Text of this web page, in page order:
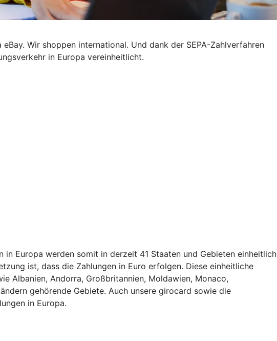
Wir shoppen international. Und dank der SEPA-Zahlverfahren
in Europa vereinheitlicht.
in Europa werden somit in derzeit 41 Staaten und Gebieten einheitlich
ist, dass die Zahlungen in Euro erfolgen. Diese einheitliche
Albanien, Andorra, Großbritannien, Moldawien, Monaco,
gehörende Gebiete. Auch unsere girocard sowie die
in Europa.